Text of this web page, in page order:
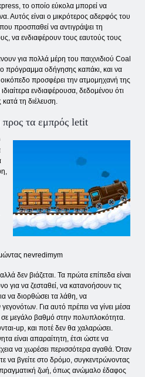
το οποίο εύκολα μπορεί να
Αυτός είναι ο μικρότερος αδερφός του
προσπαθεί να αντιγράψει τη
να ενδιαφέρουν τους εαυτούς τους
για πολλά μέρη του παιχνιδιού Coal
πρόγραμμα οδήγησης καπάκι, και να
προσφέρει την ατμομηχανή της
ενδιαφέρουσα, δεδομένου ότι
τη διέλευση.
τα εμπρός letit
nevredimym
δεν βιάζεται. Τα πρώτα επίπεδα είναι
για να ζεσταθεί, να κατανοήσουν τις
να διορθώσει τα λάθη, να
Για αυτό πρέπει να γίνει μέσα
μεγάλο βαθμό στην πολυπλοκότητα.
up, και ποτέ δεν θα χαλαρώσει.
είναι απαραίτητη, έτσι ώστε να
να χωρέσει περισσότερα αγαθά. Όταν
να βγείτε στο δρόμο, συγκεντρώνοντας
ζωή, όπως ανώμαλο έδαφος